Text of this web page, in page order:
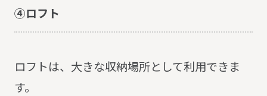
④ロフト
ロフトは、大きな収納場所として利用できま
す。